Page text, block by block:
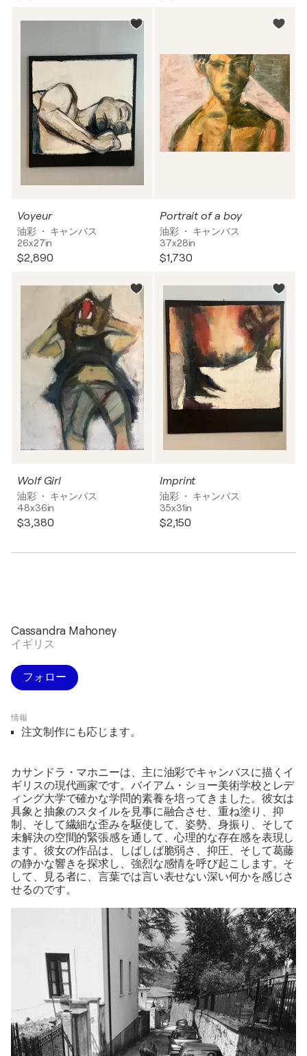
Voyeur
油彩 ・ キャンバス
26x27in
$2,890
Portrait of a boy
油彩 ・ キャンバス
37x28in
$1,730
Wolf Girl
油彩 ・ キャンバス
48x36in
$3,380
Imprint
油彩 ・ キャンバス
35x31in
$2,150
Cassandra Mahoney
イギリス
フォロー
情報
注文制作にも応じます。
カサンドラ・マホニーは、主に油彩でキャンバスに描くイ
ギリスの現代画家です。バイアム・ショー美術学校とレデ
ィング大学で確かな学問的素養を培ってきました。彼女は
具象と抽象のスタイルを見事に融合させ、重ね塗り、抑
制、そして繊細な歪みを駆使して、姿勢、身振り、そして
未解決の空間的緊張感を通して、心理的な存在感を表現し
ます。彼女の作品は、しばしば脆弱さ、抑圧、そして葛藤
の静かな響きを探求し、強烈な感情を呼び起こします。そ
して、見る者に、言葉では言い表せない深い何かを感じさ
せるのです。